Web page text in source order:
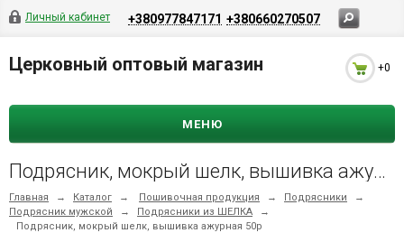
Личный кабинет +380977847171 +380660270507
Церковный оптовый магазин +0
МЕНЮ
Подрясник, мокрый шелк, вышивка ажурная 50р
Главная → Каталог → Пошивочная продукция → Подрясники
→
Подрясник мужской
→ Подрясники из ШЕЛКА
→
Подрясник, мокрый шелк, вышивка ажурная 50р